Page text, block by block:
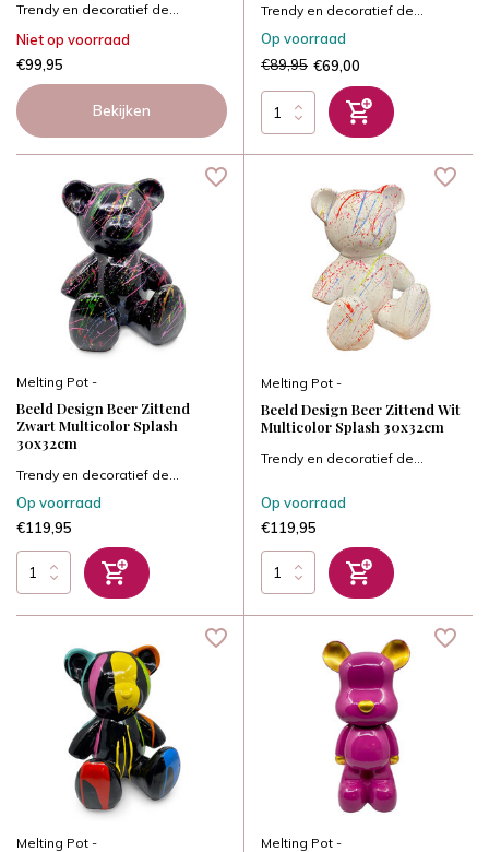
Trendy en decoratief de...
Niet op voorraad
€99,95
Bekijken
Trendy en decoratief de...
Op voorraad
€89,95 €69,00
Melting Pot -
Beeld Design Beer Zittend
Zwart Multicolor Splash
30x32cm
Trendy en decoratief de...
Op voorraad
€119,95
Melting Pot -
Beeld Design Beer Zittend Wit
Multicolor Splash 30x32cm
Trendy en decoratief de...
Op voorraad
€119,95
Melting Pot - Melting Pot -